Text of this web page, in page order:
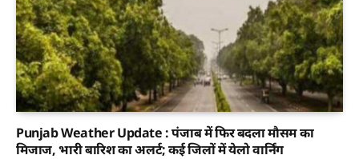
Punjab Weather Update : पंजाब में फिर बदला मौसम का
मिजाज, भारी बारिश का अलर्ट; कई जिलों में येलो वार्निंग